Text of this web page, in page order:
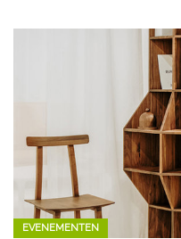
EVENEMENTEN